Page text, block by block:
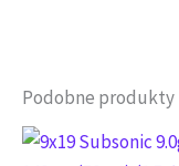
Podobne produkty